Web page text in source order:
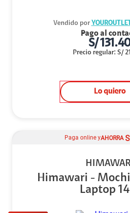
Vendido por
Pago al
S/
Precio regular: S/
Lo quiero
Paga online yAHORRA
Himawari -
Laptop